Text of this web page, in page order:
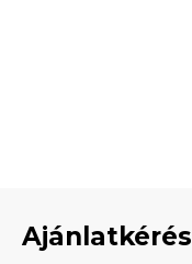
Ajánlatkérés